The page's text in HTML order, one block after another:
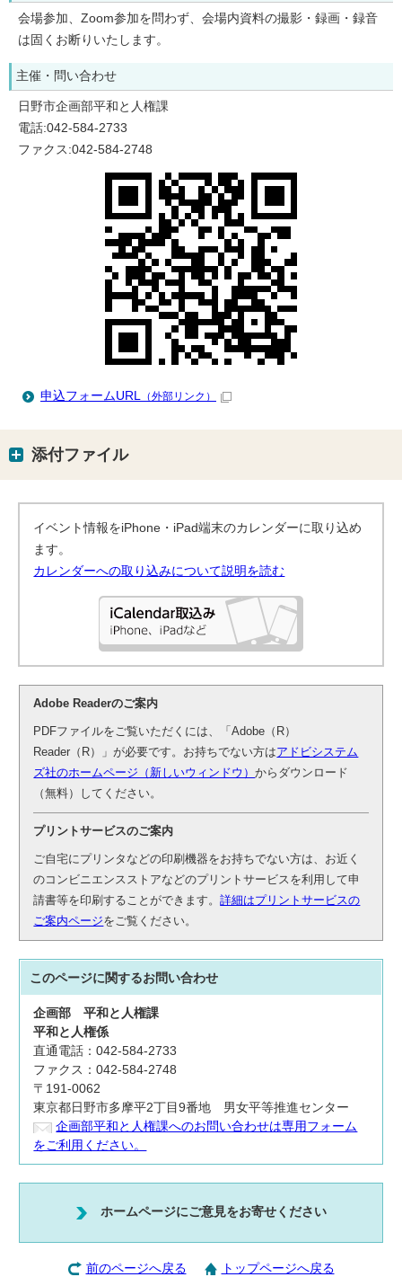
会場参加、Zoom参加を問わず、会場内資料の撮影・録画・録音
は固くお断りいたします。
主催・問い合わせ
日野市企画部平和と人権課
電話:042-584-2733
ファクス:042-584-2748
申込フォームURL （外部リンク）
添付ファイル
イベント情報をiPhone・iPad端末のカレンダーに取り込め
ます。
カレンダーへの取り込みについて説明を読む
Adobe Readerのご案内
PDFファイルをご覧いただくには、「Adobe（R）
Reader（R）」が必要です。お持ちでない方はアドビシステム
ズ社のホームページ（新しいウィンドウ）からダウンロード
（無料）してください。
プリントサービスのご案内
ご自宅にプリンタなどの印刷機器をお持ちでない方は、お近く
のコンビニエンスストアなどのプリントサービスを利用して申
請書等を印刷することができます。詳細はプリントサービスの
ご案内ページをご覧ください。
このページに関するお問い合わせ
企画部平和と人権課
平和と人権係
直通電話：042-584-2733
ファクス：042-584-2748
〒191-0062
東京都日野市多摩平2丁目9番地 男女平等推進センター
企画部平和と人権課へのお問い合わせは専用フォーム
をご利用ください。
ホームページにご意見をお寄せください
前のページへ戻る トップページへ戻る